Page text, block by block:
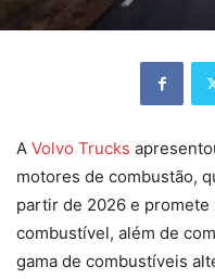
A Volvo Trucks
motores de combustão,
partir de 2026 e
combustível, além de
gama de combustíveis